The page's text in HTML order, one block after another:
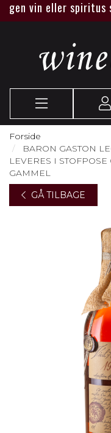
vin eller spiritus
Forside
BARON GASTON
LEVERES I
GAMMEL
GÅ TILBAGE